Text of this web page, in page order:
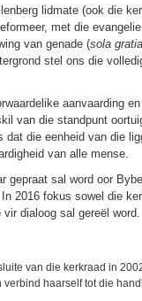
lidmate (ook die
met die
van genade (sola gratia
stel ons die
aanvaarding
van die standpunt
die eenheid van die
van alle mense.
gepraat sal word oor
2016 fokus sowel die
dialoog sal gereël word.
van die kerkraad in
haarself tot die